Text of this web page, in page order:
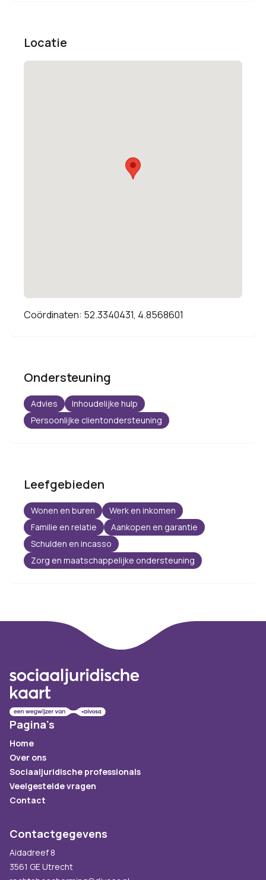
Locatie
Coördinaten: 52.3340431, 4.8568601
Ondersteuning
Advies
Inhoudelijke hulp
Persoonlijke clientondersteuning
Leefgebieden
Wonen en buren
Werk en inkomen
Familie en relatie
Aankopen en garantie
Schulden en incasso
Zorg en maatschappelijke ondersteuning
Pagina's
Home
Over ons
Sociaaljuridische professionals
Veelgestelde vragen
Contact
Contactgegevens
Aidadreef 8
3561 GE Utrecht